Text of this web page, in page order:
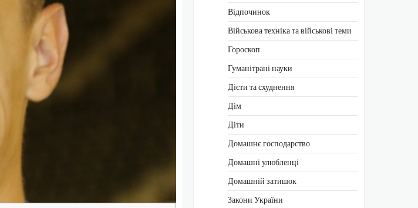
Відпочинок
Військова техніка та військові теми
Гороскоп
Гуманітрані науки
Дієти та схуднення
Дім
Діти
Домашнє господарство
Домашні улюбленці
Домашній затишок
Закони України